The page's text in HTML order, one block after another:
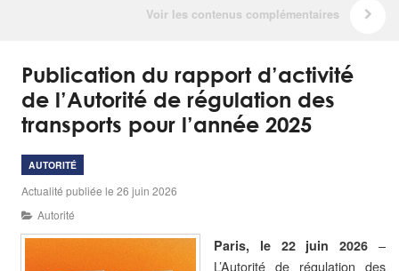
Publication du rapport d’activité
de l’Autorité de régulation des
transports pour l’année 2025
AUTORITÉ
Actualité publiée le 26 juin 2026
Autorité
Paris, le 22 juin 2026 –
L’Autorité de régulation des